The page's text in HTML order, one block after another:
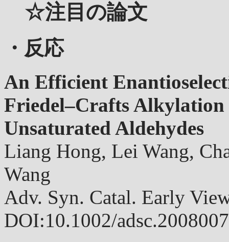
☆注目の論文
・反応
An Efficient
Friedel–Crafts
Unsaturated Aldehydes
Liang Hong, Lei Wang,
Wang
Adv. Syn. Catal. Early
DOI:10.1002/